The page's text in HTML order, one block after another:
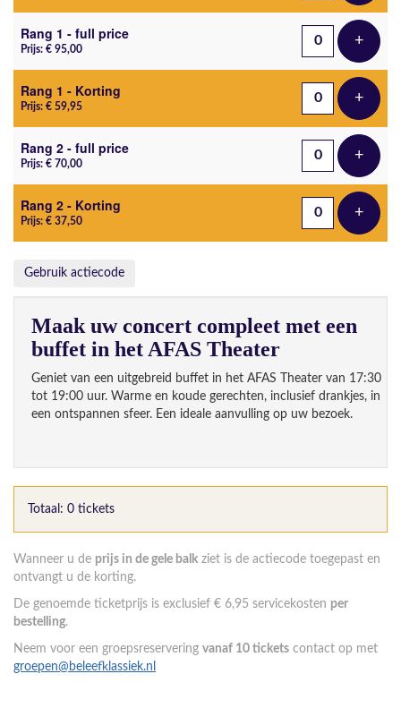
Rang 1 - full price
Prijs: € 95,00 +Voeg
Rang 1 - Korting
Prijs: € 59,95 +Voeg
Rang 2 - full price
Prijs: € 70,00 +Voeg
Rang 2 - Korting
Prijs: € 37,50 +Voeg
Gebruik actiecode
Maak uw concert compleet met een
buffet in het AFAS Theater
Geniet van een uitgebreid buffet in het AFAS Theater van 17:30
tot 19:00 uur. Warme en koude gerechten, inclusief drankjes, in
een ontspannen sfeer. Een ideale aanvulling op uw bezoek.
Totaal: 0 tickets
Wanneer u de prijs in de gele balk ziet is de actiecode toegepast en
ontvangt u de korting.
De genoemde ticketprijs is exclusief € 6,95 servicekosten per
bestelling.
Neem voor een groepsreservering vanaf 10 tickets contact op met
groepen@beleefklassiek.nl